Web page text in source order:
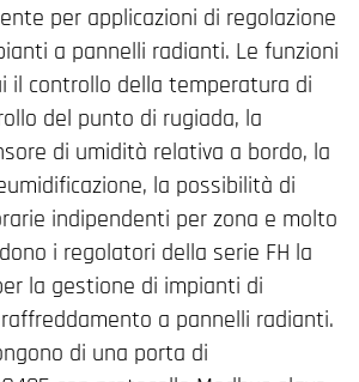
per applicazioni di regolazione
a pannelli radianti. Le funzioni
il controllo della temperatura di
del punto di rugiada, la
di umidità relativa a bordo, la
la possibilità di
indipendenti per zona e molto
i regolatori della serie FH la
la gestione di impianti di
a pannelli radianti.
di una porta di